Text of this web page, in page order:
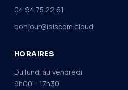
04 94 75 22 61
bonjour@isiscom.cloud
HORAIRES
Du lundi au vendredi
9h00 – 17h30